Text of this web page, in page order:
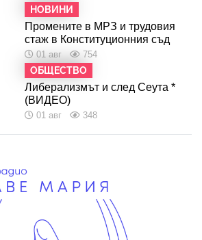
НОВИНИ
Промените в МРЗ и трудовия
стаж в Конституционния съд
01 авг 754
ОБЩЕСТВО
Либерализмът и след Сеута *
(ВИДЕО)
01 авг 348